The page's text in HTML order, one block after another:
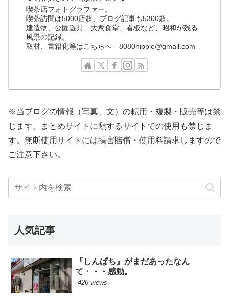
喫茶店フォトグラファー。
喫茶訪問は5000店超、ブログ記事も5300超。
建造物、公園遊具、大衆食堂、看板など、昭和が残る
風景の記録。
取材、書籍化等はこちらへ 8080hippie@gmail.com
※当ブログの情報（写真、文）の転用・複製・販売等は禁
じます。まとめサイトに類するサイトでの使用も禁じま
す。無断使用サイトには損害賠償・使用料請求しますので
ご注意下さい。
人気記事
『しんぱち』がまだあったなん
て・・・感動。
426 views